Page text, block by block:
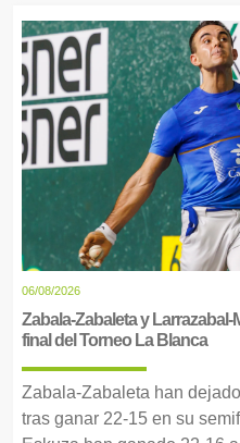
06/08/2026
Zabala-Zabaleta y
final del Torneo La Blanca
Zabala-Zabaleta han
tras ganar 22-15 en su